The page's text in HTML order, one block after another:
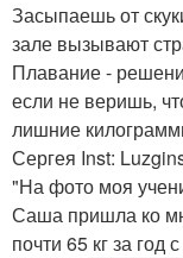
Засыпаешь от
зале вызывают
Плавание -
если не веришь,
лишние
Сергея Inst:
"На фото моя
Саша пришла ко
почти 65 кг за